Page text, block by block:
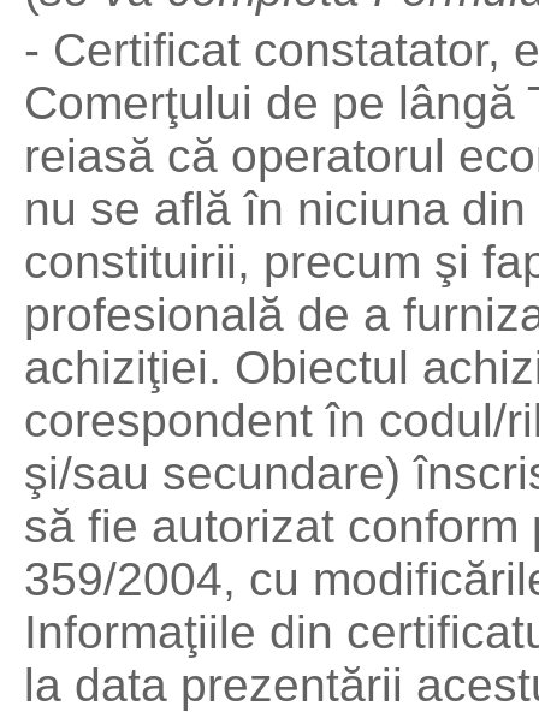
- Certificat constatator,
Comerţului de pe lângă
reiasă că operatorul
nu se află în niciuna
constituirii, precum şi
profesională de a
achiziţiei. Obiectul
corespondent în codul/
şi/sau secundare)
să fie autorizat
359/2004, cu
Informaţiile din
la data prezentării